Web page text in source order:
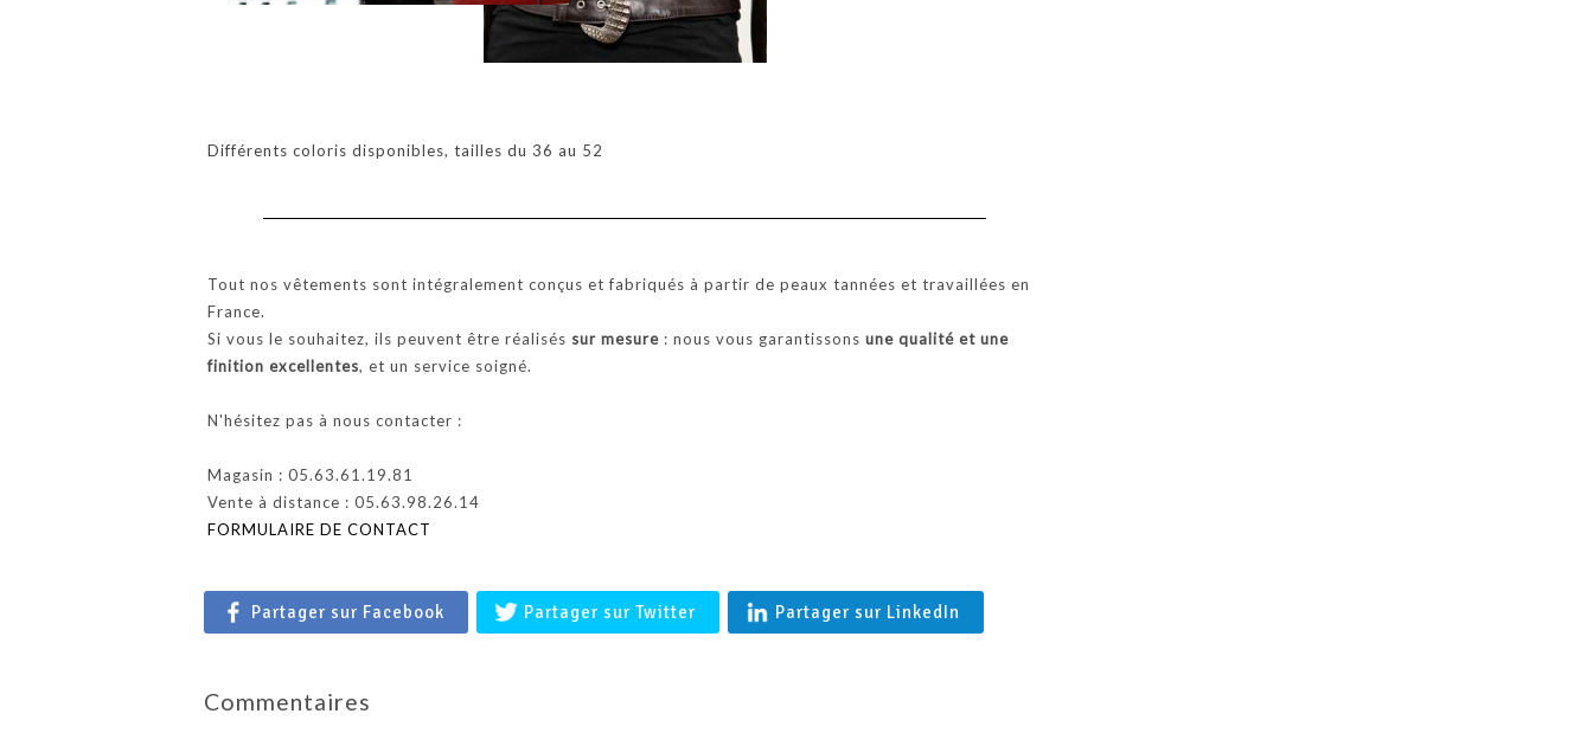
Différents coloris disponibles, tailles du 36 au 52
Tout nos vêtements sont intégralement conçus et fabriqués à partir de peaux tannées et travaillées en
France.
Si vous le souhaitez, ils peuvent être réalisés sur mesure : nous vous garantissons une qualité et une
finition excellentes, et un service soigné.
N'hésitez pas à nous contacter :
Magasin : 05.63.61.19.81
Vente à distance : 05.63.98.26.14
FORMULAIRE DE CONTACT
Partager sur Facebook Partager sur Twitter Partager sur LinkedIn
Commentaires
'ERIKA 3/4' Veste Cuir Agneau Femme Fabrication Française - Made in France
Française- Shearling